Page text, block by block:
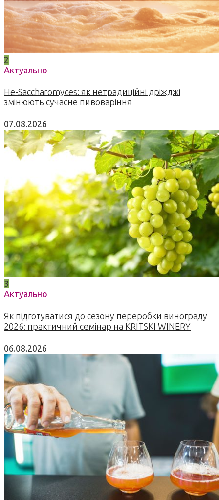
2
Актуально
Не-Saccharomyces: як нетрадиційні дріжджі
змінюють сучасне пивоваріння
07.08.2026
3
Актуально
Як підготуватися до сезону переробки винограду
2026: практичний семінар на KRITSKI WINERY
06.08.2026